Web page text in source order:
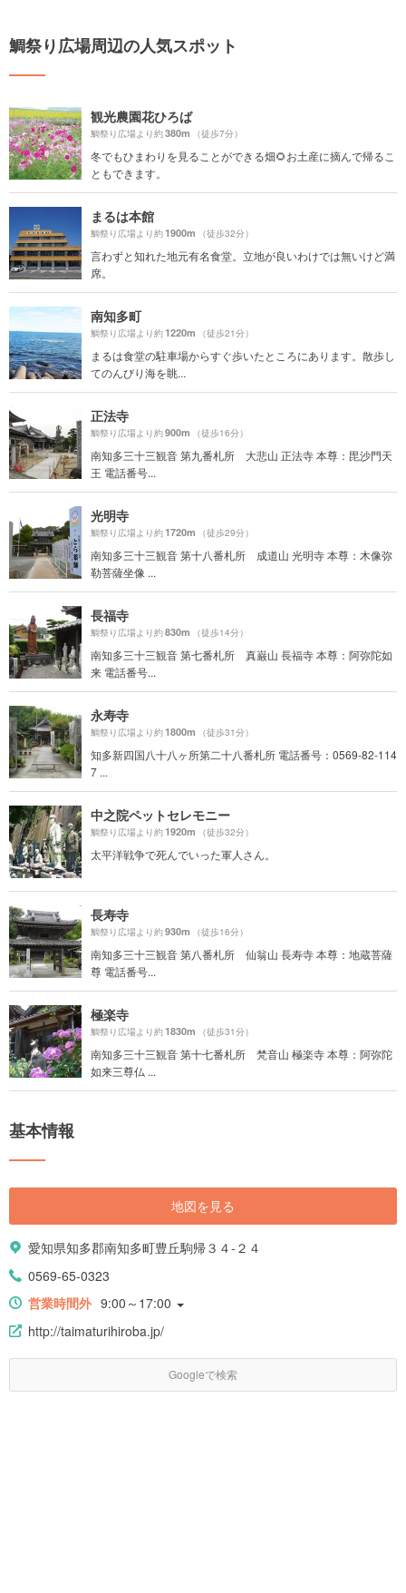
鯛祭り広場周辺の人気スポット
観光農園花ひろば
鯛祭り広場より約380m （徒歩7分）
冬でもひまわりを見ることができる畑🌻お土産に摘んで帰るこ
ともできます。
まるは本館
鯛祭り広場より約1900m （徒歩32分）
言わずと知れた地元有名食堂。立地が良いわけでは無いけど満
席。
南知多町
鯛祭り広場より約1220m （徒歩21分）
まるは食堂の駐車場からすぐ歩いたところにあります。散歩し
てのんびり海を眺...
正法寺
鯛祭り広場より約900m （徒歩16分）
南知多三十三観音 第九番札所 大悲山 正法寺 本尊：毘沙門天
王 電話番号...
光明寺
鯛祭り広場より約1720m （徒歩29分）
南知多三十三観音 第十八番札所 成道山 光明寺 本尊：木像弥
勒菩薩坐像 ...
長福寺
鯛祭り広場より約830m （徒歩14分）
南知多三十三観音 第七番札所 真巌山 長福寺 本尊：阿弥陀如
来 電話番号...
永寿寺
鯛祭り広場より約1800m （徒歩31分）
知多新四国八十八ヶ所第二十八番札所 電話番号：0569-82-114
7 ...
中之院ペットセレモニー
鯛祭り広場より約1920m （徒歩32分）
太平洋戦争で死んでいった軍人さん。
長寿寺
鯛祭り広場より約930m （徒歩16分）
南知多三十三観音 第八番札所 仙翁山 長寿寺 本尊：地蔵菩薩
尊 電話番号...
極楽寺
鯛祭り広場より約1830m （徒歩31分）
南知多三十三観音 第十七番札所 梵音山 極楽寺 本尊：阿弥陀
如来三尊仏 ...
基本情報
地図を見る
愛知県知多郡南知多町豊丘駒帰３４-２４
0569-65-0323
営業時間外 9:00～17:00
http://taimaturihiroba.jp/
Googleで検索